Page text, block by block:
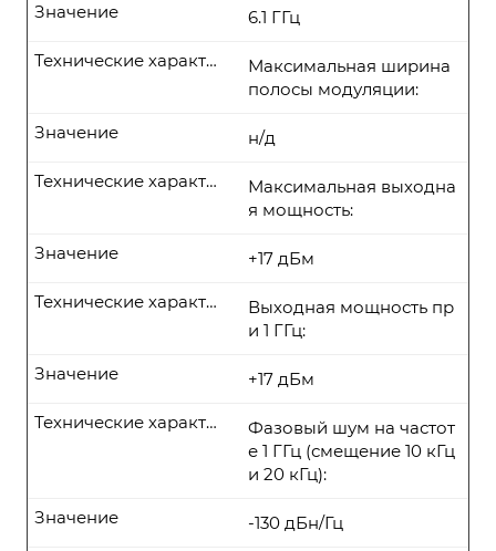
6.1 ГГц
Значение
Максимальная ширина
полосы модуляции:
Технические характеристики
н/д
Значение
Максимальная выходна
я мощность:
Технические характеристики
+17 дБм
Значение
Выходная мощность пр
и 1 ГГц:
Технические характеристики
+17 дБм
Значение
Фазовый шум на частот
е 1 ГГц (смещение 10 кГц
и 20 кГц):
Технические характеристики
-130 дБн/Гц
Значение